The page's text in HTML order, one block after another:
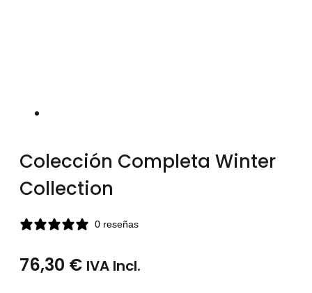
Colección Completa Winter
Collection
0 reseñas
76,30 € IVA Incl.